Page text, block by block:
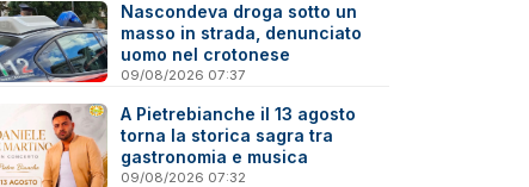
Nascondeva droga sotto un
masso in strada, denunciato
uomo nel crotonese
09/08/2026 07:37
A Pietrebianche il 13 agosto
torna la storica sagra tra
gastronomia e musica
09/08/2026 07:32